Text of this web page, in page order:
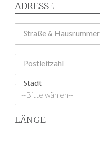
ADRESSE
Straße & Hausnummer
Postleitzahl
Stadt
LÄNGE